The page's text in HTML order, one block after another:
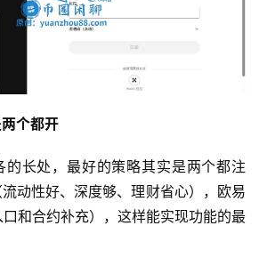
个都开
的长处，最好的策略其实是两个都注
动性好、深度够、理财省心），欧易
和合约补充），这样能实现功能的最